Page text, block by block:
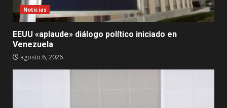
Noticias
EEUU «aplaude» diálogo político iniciado en
Venezuela
agosto 6, 2026